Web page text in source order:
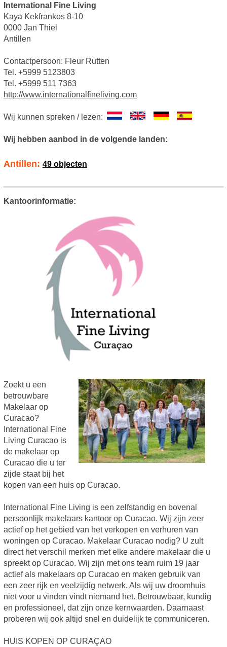
International Fine Living
Kaya Kekfrankos 8-10
0000 Jan Thiel
Antillen
Contactpersoon: Fleur Rutten
Tel. +5999 5123803
Tel. +5999 511 7363
http://www.internationalfineliving.com
Wij kunnen spreken / lezen:
Wij hebben aanbod in de volgende landen:
Antillen: 49 objecten
Kantoorinformatie:
Zoekt u een
betrouwbare
Makelaar op
Curacao?
International Fine
Living Curacao is
de makelaar op
Curacao die u ter
zijde staat bij het
kopen van een huis op Curacao.
International Fine Living is een zelfstandig en bovenal
persoonlijk makelaars kantoor op Curacao. Wij zijn zeer
actief op het gebied van het verkopen en verhuren van
woningen op Curacao. Makelaar Curacao nodig? U zult
direct het verschil merken met elke andere makelaar die u
spreekt op Curacao. Wij zijn met ons team ruim 19 jaar
actief als makelaars op Curacao en maken gebruik van
een zeer rijk en veelzijdig netwerk. Als wij uw droomhuis
niet voor u vinden vindt niemand het. Betrouwbaar, kundig
en professioneel, dat zijn onze kernwaarden. Daarnaast
proberen wij ook altijd snel en duidelijk te communiceren.
HUIS KOPEN OP CURAÇAO